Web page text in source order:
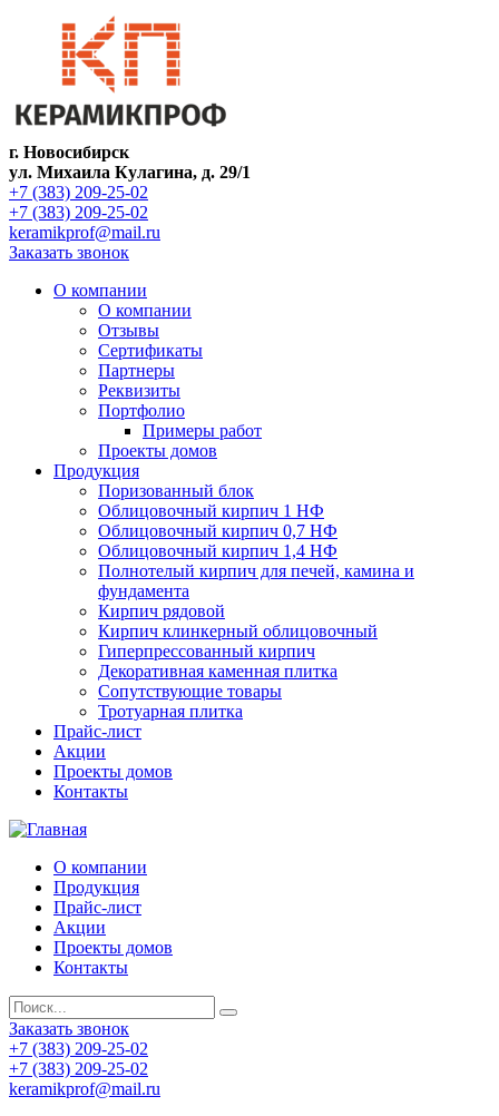
г. Новосибирск
ул. Михаила Кулагина, д. 29/1
+7 (383) 209-25-02
+7 (383) 209-25-02
keramikprof@mail.ru
Заказать звонок
О компании
О компании
Отзывы
Сертификаты
Партнеры
Реквизиты
Портфолио
Примеры работ
Проекты домов
Продукция
Поризованный блок
Облицовочный кирпич 1 НФ
Облицовочный кирпич 0,7 НФ
Облицовочный кирпич 1,4 НФ
Полнотелый кирпич для печей, камина и
фундамента
Кирпич рядовой
Кирпич клинкерный облицовочный
Гиперпрессованный кирпич
Декоративная каменная плитка
Сопутствующие товары
Тротуарная плитка
Прайс-лист
Акции
Проекты домов
Контакты
О компании
Продукция
Прайс-лист
Акции
Проекты домов
Контакты
Заказать звонок
+7 (383) 209-25-02
+7 (383) 209-25-02
keramikprof@mail.ru